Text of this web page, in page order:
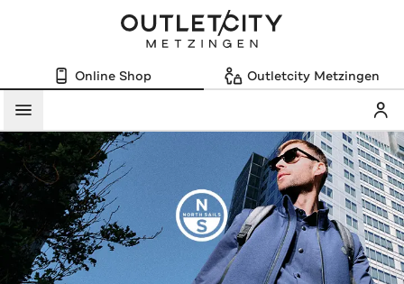
Online Shop Outletcity Metzingen
Menü